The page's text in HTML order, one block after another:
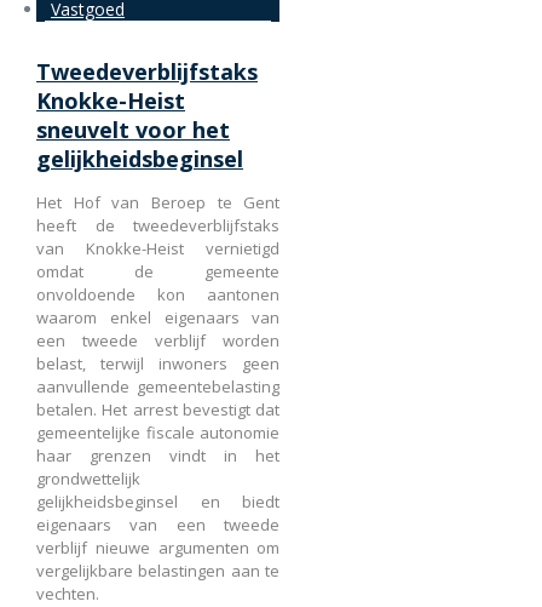
Vastgoed
Tweedeverblijfstaks
Knokke-Heist
sneuvelt voor het
gelijkheidsbeginsel
Het Hof van Beroep te Gent
heeft de tweedeverblijfstaks
van Knokke-Heist vernietigd
omdat de gemeente
onvoldoende kon aantonen
waarom enkel eigenaars van
een tweede verblijf worden
belast, terwijl inwoners geen
aanvullende gemeentebelasting
betalen. Het arrest bevestigt dat
gemeentelijke fiscale autonomie
haar grenzen vindt in het
grondwettelijk
gelijkheidsbeginsel en biedt
eigenaars van een tweede
verblijf nieuwe argumenten om
vergelijkbare belastingen aan te
vechten.